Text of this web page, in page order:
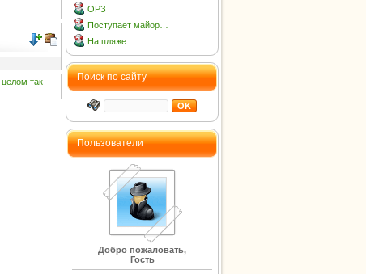
целом так
ОРЗ
Поступает майор…
На пляже
Поиск по сайту
Пользователи
Добро пожаловать,
Гость